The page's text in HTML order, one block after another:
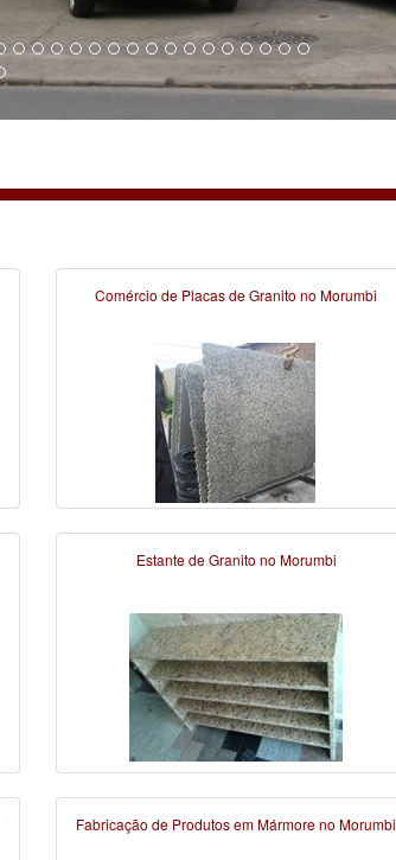
Comércio de Placas de Granito no Morumbi
Estante de Granito no Morumbi
Fabricação de Produtos em Mármore no Morumbi